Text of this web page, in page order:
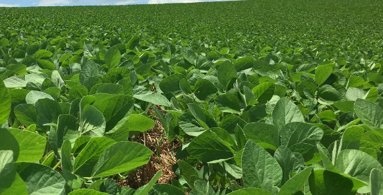
permaneça ligeiramente abaixo do registrado no ciclo anterior, o
pela recuperação dos preços ao longo do mês.
chegou a 38,5% da produção estimada, avanço de oito
em relação ao mês anterior. Apesar da evolução, o índice ainda
da safra passada, refletindo uma postura mais cautelosa dos
perspectivas para o mercado futuro.
o comportamento distinto entre as duas culturas revela diferentes
próximos meses. “A soja apresenta um ambiente mais favorável,
das exportações e pela demanda internacional consistente. Já